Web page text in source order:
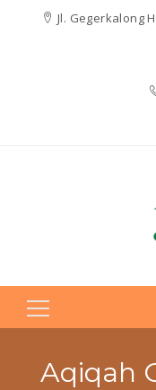
Jl. Gegerkalong
Search
Aqiqah